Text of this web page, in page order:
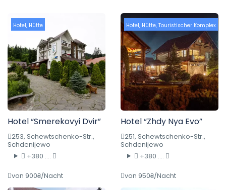
Hotel, Hütte
Hotel “Smerekovyi Dvir”
253, Schewtschenko-Str.,
Schdenijewo
+380 ....
von 900₴/Nacht
Hotel, Hütte, Touristischer Komplex
Hotel “Zhdy Nya Evo”
251, Schewtschenko-Str.,
Schdenijewo
+380 ....
von 950₴/Nacht